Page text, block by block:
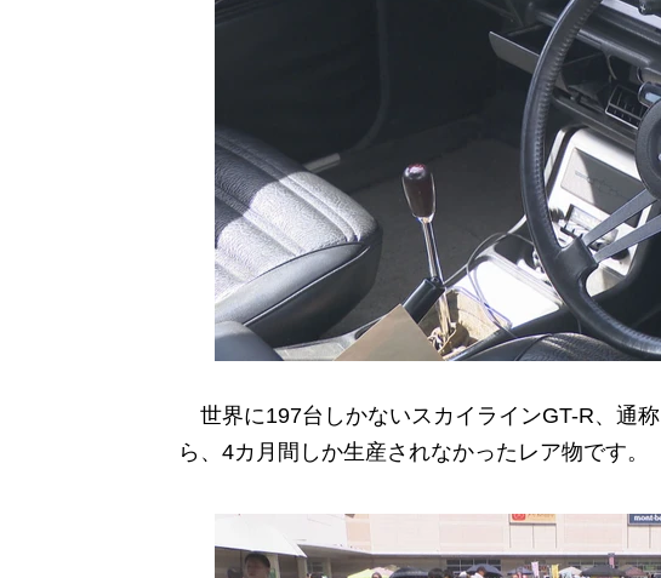
世界に197台しかないスカイラインGT-R、通
ら、4カ月間しか生産されなかったレア物です。